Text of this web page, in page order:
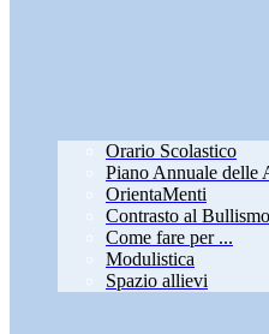
Orario Scolastico
Piano Annuale delle
OrientaMenti
Contrasto al
Come fare per ...
Modulistica
Spazio allievi